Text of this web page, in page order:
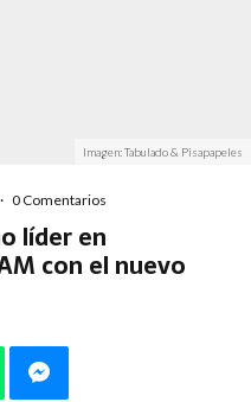
Imagen: Tabulado & Pisapapeles
· 0 Comentarios
líder en
con el nuevo